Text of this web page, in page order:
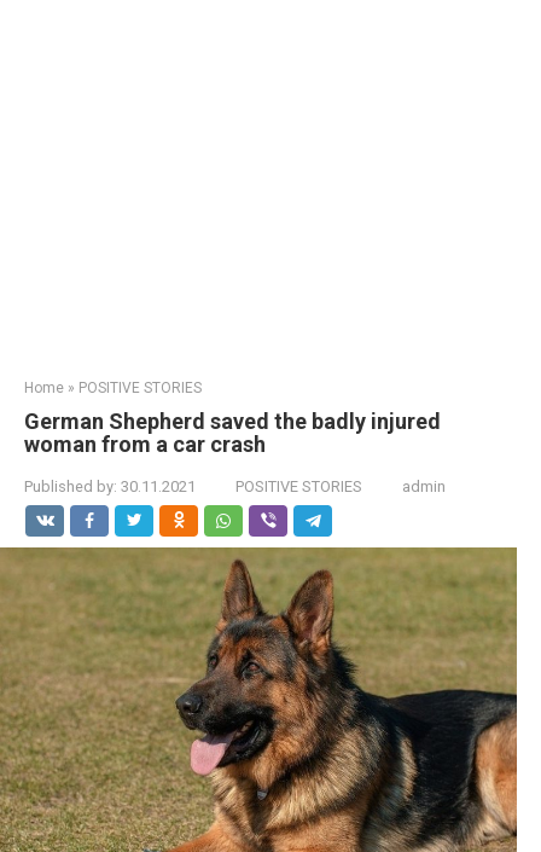
Home » POSITIVE STORIES
German Shepherd saved the badly injured
woman from a car crash
Published by: 30.11.2021 POSITIVE STORIES admin